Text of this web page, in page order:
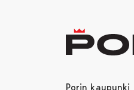
Porin kaupunki